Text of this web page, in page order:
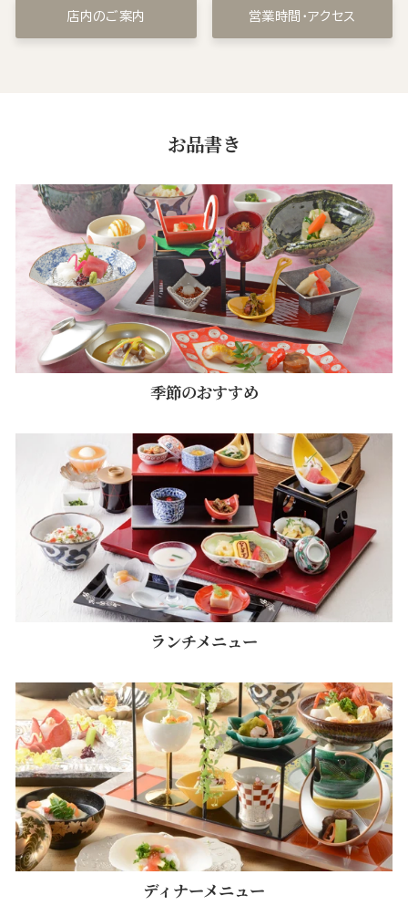
店内のご案内 営業時間・アクセス
お品書き
季節のおすすめ
ランチメニュー
ディナーメニュー